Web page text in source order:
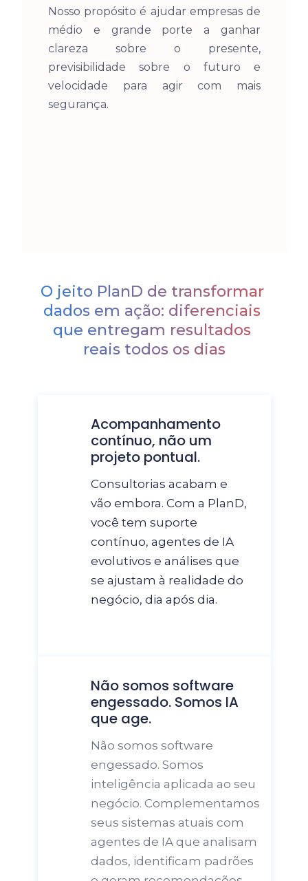
Nosso propósito é ajudar empresas de
médio e grande porte a ganhar
clareza sobre o presente,
previsibilidade sobre o futuro e
velocidade para agir com mais
segurança.
O jeito PlanD de transformar
dados em ação: diferenciais
que entregam resultados
reais todos os dias
Acompanhamento
contínuo, não um
projeto pontual.
Consultorias acabam e
vão embora. Com a PlanD,
você tem suporte
contínuo, agentes de IA
evolutivos e análises que
se ajustam à realidade do
negócio, dia após dia.
Não somos software
engessado. Somos IA
que age.
Não somos software
engessado. Somos
inteligência aplicada ao seu
negócio. Complementamos
seus sistemas atuais com
agentes de IA que analisam
dados, identificam padrões